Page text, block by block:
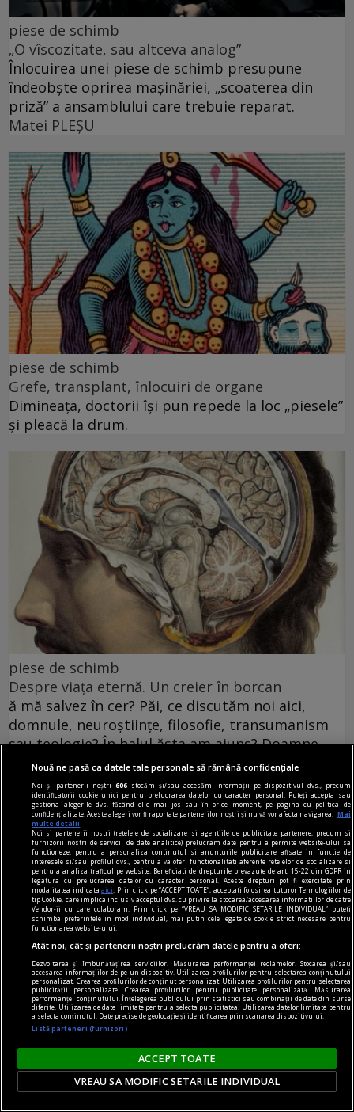
piese de schimb
„O vîscozitate, sau altceva analog”
Înlocuirea unei piese de schimb presupune
îndeobște oprirea mașinăriei, „scoaterea din
priză” a ansamblului care trebuie reparat.
Matei PLEŞU
piese de schimb
Grefe, transplant, înlocuiri de organe
Dimineața, doctorii își pun repede la loc „piesele”
și pleacă la drum.
piese de schimb
Despre viața eternă. Un creier în borcan
ă mă salvez în cer? Păi, ce discutăm noi aici,
domnule, neuroștiințe, filosofie, transumanism
sau teologie? În halul ăsta am ajuns? Doamne
ferește!
piese de schimb
Făpturi de unică folosință
Dar pentru a fi, realmente, mai buni, trebuie să
găsim ieșirea din labirint.
Nouă ne pasă ca datele tale personale să rămână confidențiale
Noi și partenerii noștri606 stocăm și/sau accesăm informații pe dispozitivul dvs., precum
identificatorii cookie unici pentru prelucrarea datelor cu caracter personal. Puteți accepta sau
gestiona alegerile dvs. făcând clic mai jos sau în orice moment, pe pagina cu politica de
confidențialitate. Aceste alegeri vor fi raportate partenerilor noștri și nu vă vor afecta navigarea.
Mai
multe detalii
Noi si partenerii nostri (retelele de socializare si agentiile de publicitate partenere, precum si
furnizorii nostri de servicii de date analitice) prelucram date pentru a permite website-ului sa
functioneze, pentru a personaliza continutul si anunturile publicitare afisate in functie de
interesele si/sau profilul dvs., pentru a va oferi functionalitati aferente retelelor de socializare si
pentru a analiza traficul pe website. Beneficiati de drepturile prevazute de art. 15-22 din GDPR in
legatura cu prelucrarea datelor cu caracter personal. Aceste drepturi pot fi exercitate prin
modalitatea indicataaici
. Prin click pe “ACCEPT TOATE”, acceptati folosirea tuturor Tehnologiilor de
tip Cookie, care implica inclusiv acceptul dvs. cu privire la stocarea/accesarea informatiilor de catre
Vendor-ii cu care colaboram. Prin click pe “VREAU SA MODIFIC SETARILE INDIVIDUAL” puteti
schimba preferintele in mod individual, mai putin cele legate de cookie strict necesare pentru
functionarea website-ului.
Atât noi, cât și partenerii noștri prelucrăm datele pentru a oferi:
Dezvoltarea și îmbunătățirea serviciilor. Măsurarea performanței reclamelor. Stocarea și/sau
accesarea informațiilor de pe un dispozitiv. Utilizarea profilurilor pentru selectarea conținutului
personalizat. Crearea profilurilor de conținut personalizat. Utilizarea profilurilor pentru selectarea
publicității personalizate. Crearea profilurilor pentru publicitate personalizată. Măsurarea
performanței conținutului. Înțelegerea publicului prin statistici sau combinații de date din surse
diferite. Utilizarea de date limitate pentru a selecta publicitatea. Utilizarea datelor limitate pentru
a selecta conținutul. Date precise de geolocație și identificarea prin scanarea dispozitivului.
Listă parteneri (furnizori)
ACCEPT TOATE
VREAU SA MODIFIC SETARILE INDIVIDUAL